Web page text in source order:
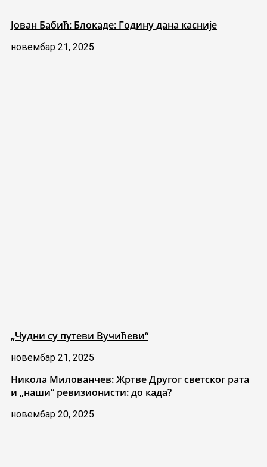
Јован Бабић: Блокаде: Годину дана касније
новембар 21, 2025
„Чудни су путеви Вучићеви“
новембар 21, 2025
Никола Милованчев: Жртве Другог светског рата
и „наши“ ревизионисти: до када?
новембар 20, 2025